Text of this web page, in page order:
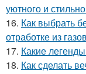
уютного и
16. Как выбрать
отработке из
17. Какие
18. Как сделать